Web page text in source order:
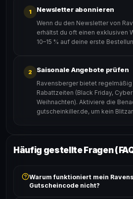
1 Newsletter abonnieren
Wenn du den Newsletter von
erhältst du oft einen exklusiven
10–15 % auf deine erste
2 Saisonale Angebote prüfen
Ravensberger bietet
Rabattzeiten (Black Friday,
Weihnachten). Aktiviere die
gutscheinkiller.de, um kein
Häufig gestellte Fragen
Warum funktioniert mein
Gutscheincode nicht?